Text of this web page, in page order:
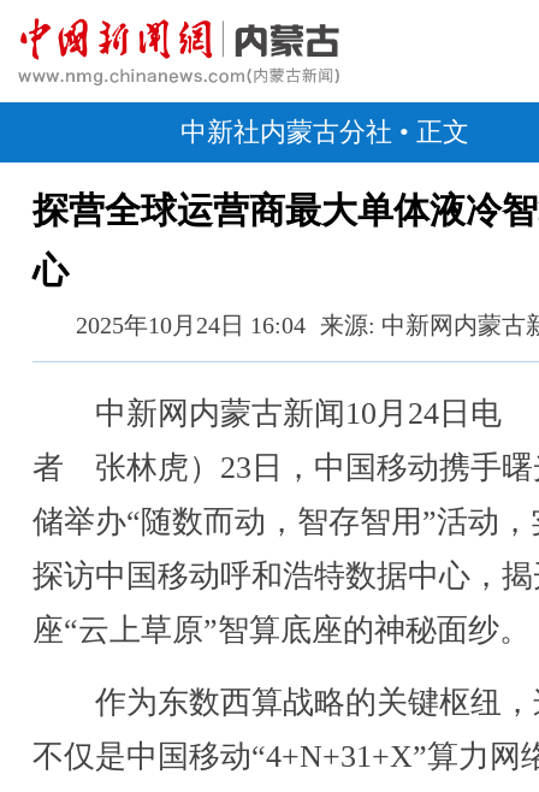
中新社内蒙古分社 • 正文
探营全球运营商最大单体液冷
心
2025年10月24日 16:04 来源: 中新网内蒙古
中新网内蒙古新闻10月24日电
者 张林虎）23日，中国移动携手曙
储举办“随数而动，智存智用”活动，
探访中国移动呼和浩特数据中心，
座“云上草原”智算底座的神秘面纱。
作为东数西算战略的关键枢纽，
不仅是中国移动“4+N+31+X”算力网